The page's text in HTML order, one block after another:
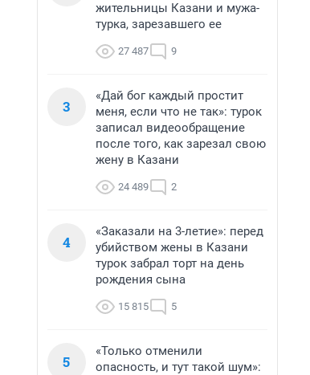
жительницы Казани и мужа-
турка, зарезавшего ее
27 487 9
3
«Дай бог каждый простит
меня, если что не так»: турок
записал видеообращение
после того, как зарезал свою
жену в Казани
24 489 2
4
«Заказали на 3-летие»: перед
убийством жены в Казани
турок забрал торт на день
рождения сына
15 815 5
5
«Только отменили
опасность, и тут такой шум»: